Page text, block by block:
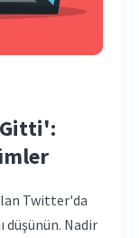
Twitter'da
düşünün. Nadir